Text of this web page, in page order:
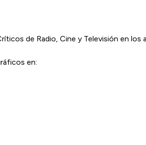
de Radio, Cine y Televisión en los
en: